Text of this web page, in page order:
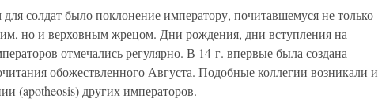
солдат было поклонение императору, почитавшемуся не только
но и верховным жрецом. Дни рождения, дни вступления на
отмечались регулярно. В 14 г. впервые была создана
обожествленного Августа. Подобные коллегии возникали и
(apotheosis) других императоров.